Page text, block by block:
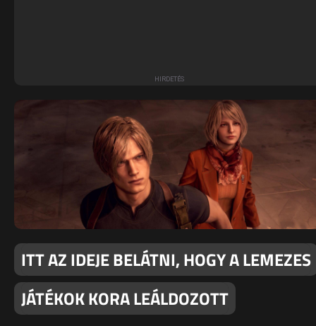
ITT AZ IDEJE BELÁTNI, HOGY A LEMEZES
JÁTÉKOK KORA LEÁLDOZOTT